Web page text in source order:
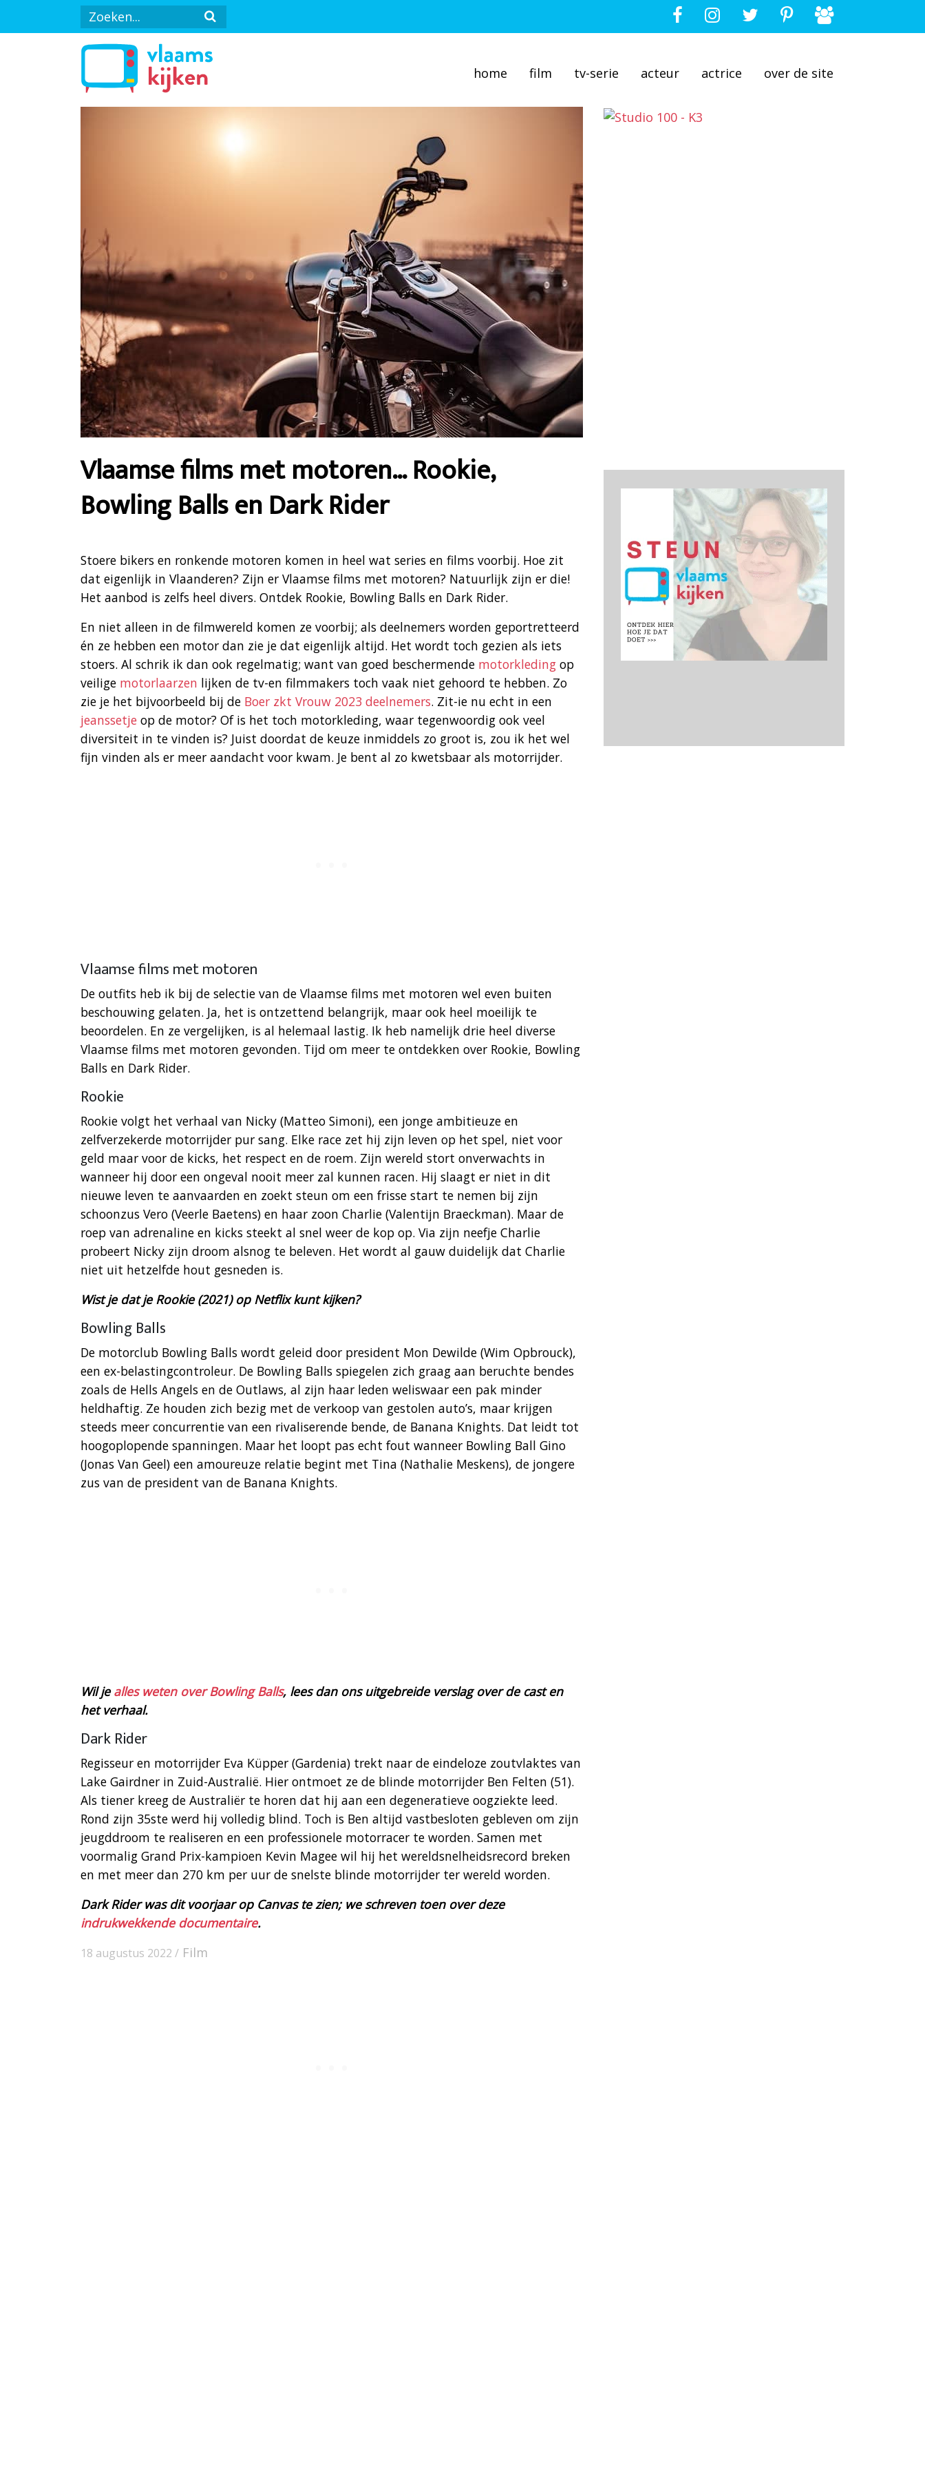
home film tv-serie acteur actrice over de site
Vlaamse films met motoren… Rookie,
Bowling Balls en Dark Rider
Stoere bikers en ronkende motoren komen in heel wat series en films voorbij. Hoe zit
dat eigenlijk in Vlaanderen? Zijn er Vlaamse films met motoren? Natuurlijk zijn er die!
Het aanbod is zelfs heel divers. Ontdek Rookie, Bowling Balls en Dark Rider.
En niet alleen in de filmwereld komen ze voorbij; als deelnemers worden geportretteerd
én ze hebben een motor dan zie je dat eigenlijk altijd. Het wordt toch gezien als iets
stoers. Al schrik ik dan ook regelmatig; want van goed beschermende motorkleding op
veilige motorlaarzen lijken de tv-en filmmakers toch vaak niet gehoord te hebben. Zo
zie je het bijvoorbeeld bij de Boer zkt Vrouw 2023 deelnemers. Zit-ie nu echt in een
jeanssetje op de motor? Of is het toch motorkleding, waar tegenwoordig ook veel
diversiteit in te vinden is? Juist doordat de keuze inmiddels zo groot is, zou ik het wel
fijn vinden als er meer aandacht voor kwam. Je bent al zo kwetsbaar als motorrijder.
Vlaamse films met motoren
De outfits heb ik bij de selectie van de Vlaamse films met motoren wel even buiten
beschouwing gelaten. Ja, het is ontzettend belangrijk, maar ook heel moeilijk te
beoordelen. En ze vergelijken, is al helemaal lastig. Ik heb namelijk drie heel diverse
Vlaamse films met motoren gevonden. Tijd om meer te ontdekken over Rookie, Bowling
Balls en Dark Rider.
Rookie
Rookie volgt het verhaal van Nicky (Matteo Simoni), een jonge ambitieuze en
zelfverzekerde motorrijder pur sang. Elke race zet hij zijn leven op het spel, niet voor
geld maar voor de kicks, het respect en de roem. Zijn wereld stort onverwachts in
wanneer hij door een ongeval nooit meer zal kunnen racen. Hij slaagt er niet in dit
nieuwe leven te aanvaarden en zoekt steun om een frisse start te nemen bij zijn
schoonzus Vero (Veerle Baetens) en haar zoon Charlie (Valentijn Braeckman). Maar de
roep van adrenaline en kicks steekt al snel weer de kop op. Via zijn neefje Charlie
probeert Nicky zijn droom alsnog te beleven. Het wordt al gauw duidelijk dat Charlie
niet uit hetzelfde hout gesneden is.
Wist je dat je Rookie (2021) op Netflix kunt kijken?
Bowling Balls
De motorclub Bowling Balls wordt geleid door president Mon Dewilde (Wim Opbrouck),
een ex-belastingcontroleur. De Bowling Balls spiegelen zich graag aan beruchte bendes
zoals de Hells Angels en de Outlaws, al zijn haar leden weliswaar een pak minder
heldhaftig. Ze houden zich bezig met de verkoop van gestolen auto’s, maar krijgen
steeds meer concurrentie van een rivaliserende bende, de Banana Knights. Dat leidt tot
hoogoplopende spanningen. Maar het loopt pas echt fout wanneer Bowling Ball Gino
(Jonas Van Geel) een amoureuze relatie begint met Tina (Nathalie Meskens), de jongere
zus van de president van de Banana Knights.
Wil jealles weten over Bowling Balls, lees dan ons uitgebreide verslag over de cast en
het verhaal.
Dark Rider
Regisseur en motorrijder Eva Küpper (Gardenia) trekt naar de eindeloze zoutvlaktes van
Lake Gairdner in Zuid-Australië. Hier ontmoet ze de blinde motorrijder Ben Felten (51).
Als tiener kreeg de Australiër te horen dat hij aan een degeneratieve oogziekte leed.
Rond zijn 35ste werd hij volledig blind. Toch is Ben altijd vastbesloten gebleven om zijn
jeugddroom te realiseren en een professionele motorracer te worden. Samen met
voormalig Grand Prix-kampioen Kevin Magee wil hij het wereldsnelheidsrecord breken
en met meer dan 270 km per uur de snelste blinde motorrijder ter wereld worden.
Dark Rider was dit voorjaar op Canvas te zien; we schreven toen over deze
indrukwekkende documentaire.
18 augustus 2022 / Film